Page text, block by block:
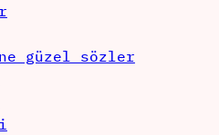
güzel sözler